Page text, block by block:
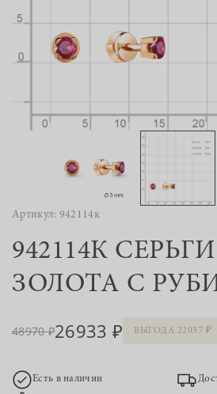
Артикул: 942114к
942114К
ЗОЛОТА С
48970 26933 ВЫГОДА 22037
Есть в наличии